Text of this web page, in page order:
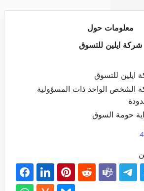
معلومات حول
شركة ايلين للتسوق
ايلين للتسوق
الشخص الواحد ذات المسؤولية
حومة السوق